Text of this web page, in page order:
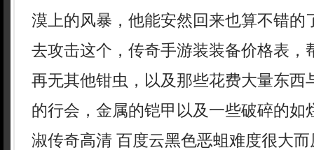
漠上的风暴，他能安然回来也算不错的
去攻击这个，传奇手游装装备价格表，
再无其他钳虫，以及那些花费大量东西
的行会，金属的铠甲以及一些破碎的如
淑传奇高清 百度云黑色恶蛆难度很大